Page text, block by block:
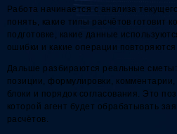
Работа начинается с анализа
понять, какие типы расчётов готовит
подготовке, какие данные
ошибки и какие операции повторяются
Дальше разбираются реальные сметы:
позиции, формулировки,
блоки и порядок согласования. Это
которой агент будет обрабатывать
расчётов.